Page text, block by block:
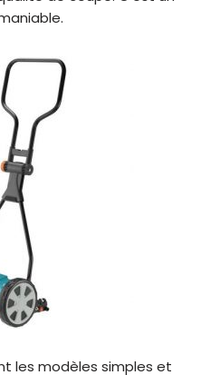
les modèles simples et